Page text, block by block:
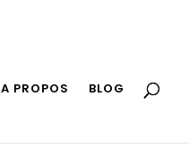
A PROPOS BLOG